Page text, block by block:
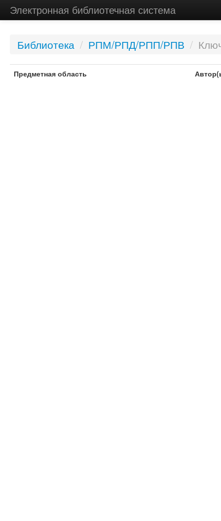
Электронная библиотечная система
Библиотека / РПМ/РПД/РПП/РПВ /
Предметная область